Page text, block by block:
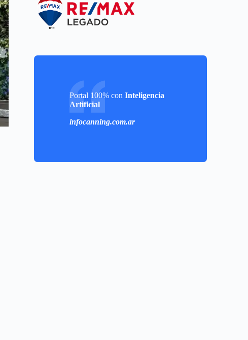
Portal 100% conInteligencia
Artificial
infocanning.com.ar